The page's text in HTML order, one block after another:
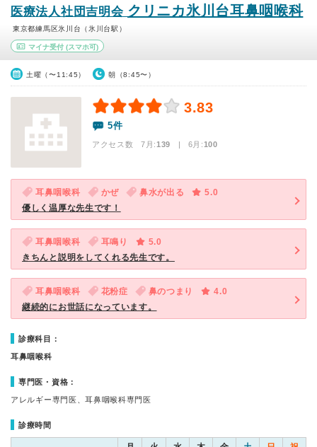
医療法人社団吉明会 クリニカ氷川台耳鼻咽喉科
東京都練馬区氷川台（氷川台駅）
マイナ受付 (スマホ可)
土曜（〜11:45） 朝（8:45〜）
3.83
5件
アクセス数 7月:139 | 6月:100
耳鼻咽喉科 かぜ 鼻水が出る
5.0
優しく温厚な先生です！
耳鼻咽喉科 耳鳴り
5.0
きちんと説明をしてくれる先生です。
耳鼻咽喉科 花粉症 鼻のつまり
4.0
継続的にお世話になっています。
診療科目：
耳鼻咽喉科
専門医・資格：
アレルギー専門医、耳鼻咽喉科専門医
診療時間